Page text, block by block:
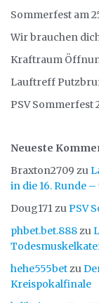
Sommerfest am
Wir brauchen
Kraftraum
Lauftreff
PSV Sommerfest
Neueste
Braxton2709 zu
in die 16. Runde
Doug171zuPSV
phbet.bet.888zu
hehe555betzu
Kreispokalfinale